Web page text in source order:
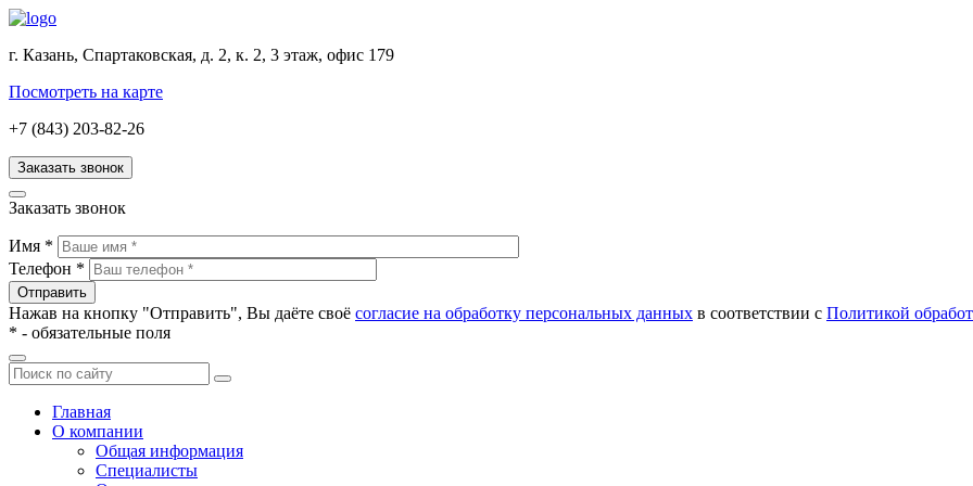
г. Казань, Спартаковская, д. 2, к. 2, 3 этаж, офис 179
Посмотреть на карте
+7 (843) 203-82-26
Заказать звонок
Заказать звонок
Имя *
Телефон *
Нажав на кнопку "Отправить", Вы даёте своё согласие на обработку персональных данных в соответствии с Политикой
* - обязательные поля
Главная
О компании
Общая информация
Специалисты